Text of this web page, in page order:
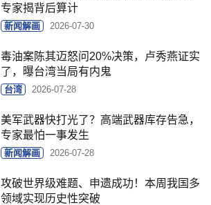
专家揭背后算计
新闻解画 2026-07-30
毒油案陈其迈怒问20%决策，卢秀燕证实
了，曝台湾当局有内鬼
台湾 2026-07-28
美军武器快打光了？高端武器库存告急，
专家最怕一事发生
新闻解画 2026-07-28
攻破世界级难题、申遗成功！本周我国多
领域实现历史性突破